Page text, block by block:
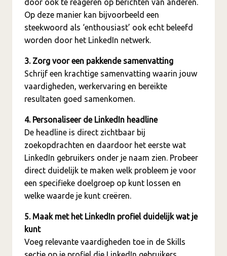
door ook te reageren op berichten van anderen.
Op deze manier kan bijvoorbeeld een
steekwoord als ‘enthousiast’ ook echt beleefd
worden door het LinkedIn netwerk.
3. Zorg voor een pakkende samenvatting
Schrijf een krachtige samenvatting waarin jouw
vaardigheden, werkervaring en bereikte
resultaten goed samenkomen.
4. Personaliseer de LinkedIn headline
De headline is direct zichtbaar bij
zoekopdrachten en daardoor het eerste wat
LinkedIn gebruikers onder je naam zien. Probeer
direct duidelijk te maken welk probleem je voor
een specifieke doelgroep op kunt lossen en
welke waarde je kunt creëren.
5. Maak met het LinkedIn profiel duidelijk wat je
kunt
Voeg relevante vaardigheden toe in de Skills